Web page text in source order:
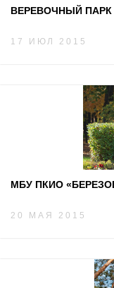
ВЕРЕВОЧНЫЙ
17 ИЮЛ 2015
МБУ ПКИО
20 МАЯ 2015